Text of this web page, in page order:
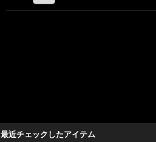
最近チェックしたアイテム